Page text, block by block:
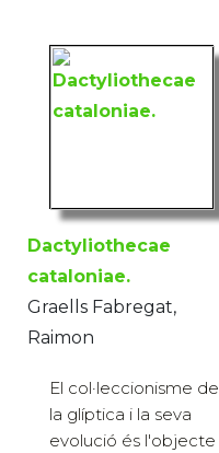
Dactyliothecae
cataloniae.
Graells Fabregat,
Raimon
El col·leccionisme de
la glíptica i la seva
evolució és l'objecte